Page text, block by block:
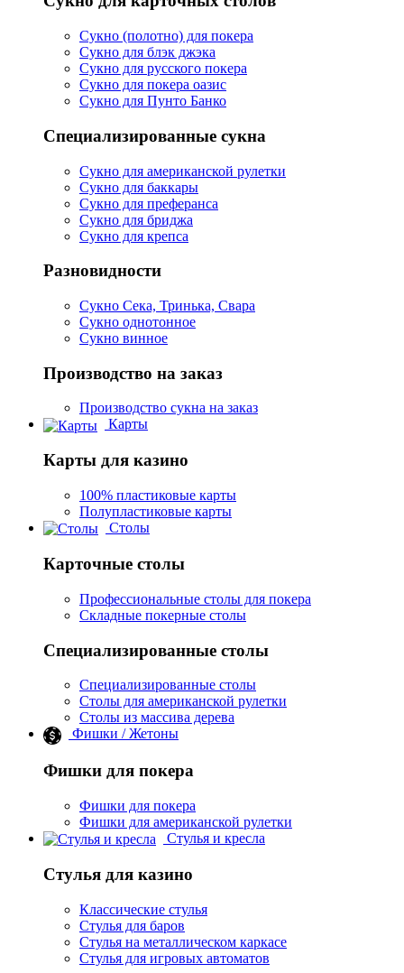
Сукно (полотно) для покера
Сукно для блэк джэка
Сукно для русского покера
Сукно для покера оазис
Сукно для Пунто Банко
Специализированные сукна
Сукно для американской рулетки
Сукно для баккары
Сукно для преферанса
Сукно для бриджа
Сукно для крепса
Разновидности
Сукно Сека, Тринька, Свара
Сукно однотонное
Сукно винное
Производство на заказ
Производство сукна на заказ
Карты
Карты для казино
100% пластиковые карты
Полупластиковые карты
Столы
Карточные столы
Профессиональные столы для покера
Складные покерные столы
Специализированные столы
Специализированные столы
Столы для американской рулетки
Столы из массива дерева
Фишки / Жетоны
Фишки для покера
Фишки для покера
Фишки для американской рулетки
Стулья и кресла
Стулья для казино
Классические стулья
Стулья для баров
Стулья на металлическом каркасе
Стулья для игровых автоматов